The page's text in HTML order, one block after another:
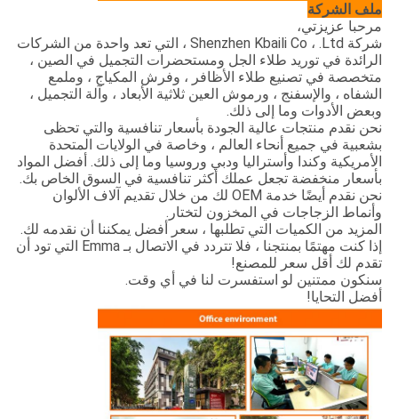
ملف الشركة
مرحبا عزيزتي،
شركة Shenzhen Kbaili Co ، .Ltd ، التي تعد واحدة من الشركات
الرائدة في توريد طلاء الجل ومستحضرات التجميل في الصين ،
متخصصة في تصنيع طلاء الأظافر ، وفرش المكياج ، وملمع
الشفاه ، والإسفنج ، ورموش العين ثلاثية الأبعاد ، وآلة التجميل ،
وبعض الأدوات وما إلى ذلك.
نحن نقدم منتجات عالية الجودة بأسعار تنافسية والتي تحظى
بشعبية في جميع أنحاء العالم ، وخاصة في الولايات المتحدة
الأمريكية وكندا وأستراليا ودبي وروسيا وما إلى ذلك. أفضل المواد
بأسعار منخفضة تجعل عملك أكثر تنافسية في السوق الخاص بك.
نحن نقدم أيضًا خدمة OEM لك من خلال تقديم آلاف الألوان
وأنماط الزجاجات في المخزون لتختار.
المزيد من الكميات التي تطلبها ، سعر أفضل يمكننا أن نقدمه لك.
إذا كنت مهتمًا بمنتجنا ، فلا تتردد في الاتصال بـ Emma التي تود أن
تقدم لك أقل سعر للمصنع!
سنكون ممتنين لو استفسرت لنا في أي وقت.
أفضل التحايا!